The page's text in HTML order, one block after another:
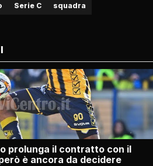
Serie C squadra
prolunga il contratto con il
è ancora da decidere